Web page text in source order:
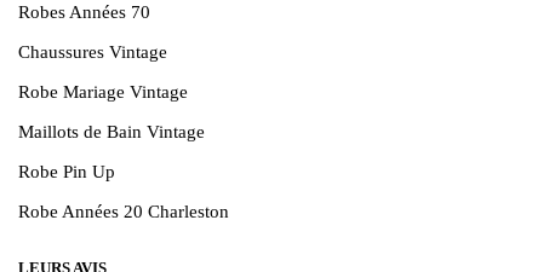
Robes Années 70
Chaussures Vintage
Robe Mariage Vintage
Maillots de Bain Vintage
Robe Pin Up
Robe Années 20 Charleston
LEURS AVIS